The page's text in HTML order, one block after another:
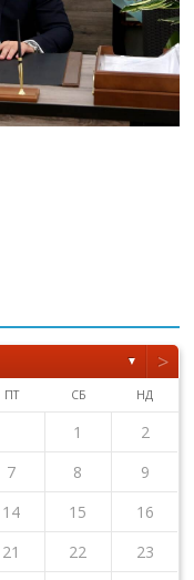
▼ >
ПТ СБ НД
1
2
7 8
9
14 15
16
21 22
23